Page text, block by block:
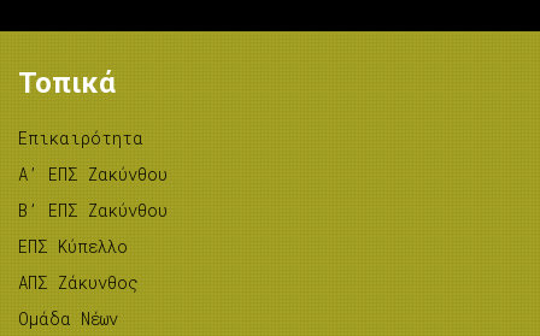
Τοπικά
Επικαιρότητα
A’ ΕΠΣ Ζακύνθου
B’ ΕΠΣ Ζακύνθου
ΕΠΣ Κύπελλο
ΑΠΣ Ζάκυνθος
Ομάδα Νέων